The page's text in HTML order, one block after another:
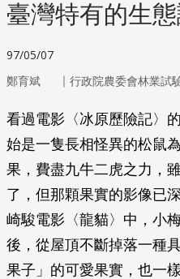
臺灣特有的生
97/05/07
鄭育斌 ｜ 行政院農委會林業試
看過電影〈冰原歷險記〉
始是一隻長相怪異的松鼠
果，費盡九牛二虎之力，
了，但那顆果實的影像已
崎駿電影〈龍貓〉中，小
後，從屋頂不斷掉落一種
果子」的可愛果實，也一